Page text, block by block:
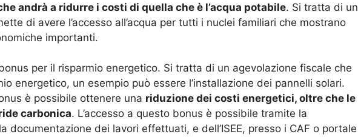
andrà a ridurre i costi di quella che è l’acqua potabile. Si tratta di un
di avere l’accesso all’acqua per tutti i nuclei familiari che mostrano
importanti.
per il risparmio energetico. Si tratta di un agevolazione fiscale che
energetico, un esempio può essere l’installazione dei pannelli solari.
è possibile ottenere una riduzione dei costi energetici, oltre che le
carbonica. L’accesso a questo bonus è possibile tramite la
documentazione dei lavori effettuati, e dell’ISEE, presso i CAF o portale